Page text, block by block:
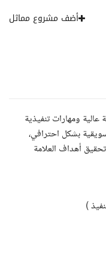
أضف مشروع مماثل
ومهارات تنفيذية
بشكل احترافي،
أهداف العلامة
)